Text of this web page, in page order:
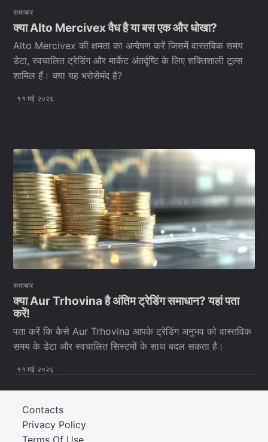
समाचार
क्या Alto Mercivex वैध है या बस एक और धोखा?
Alto Mercivex की क्षमता का अन्वेषण करें जिसमें वास्तविक समय
डेटा, स्वचालित ट्रेडिंग और मार्केट अंतर्दृष्टि के लिए शक्तिशाली टूल्स
शामिल हैं। क्या यह भरोसेमंद है?
११ मई २०२६
समाचार
क्या Aur Trhovina है अंतिम ट्रेडिंग समाधान? यहां पता
करें!
पता करें कि कैसे Aur Trhovina आपके ट्रेडिंग अनुभव को वास्तविक
समय के डेटा और स्वचालित सिस्टमों के साथ बदल सकता है।
११ मई २०२६
Privacy Policy
Contacts